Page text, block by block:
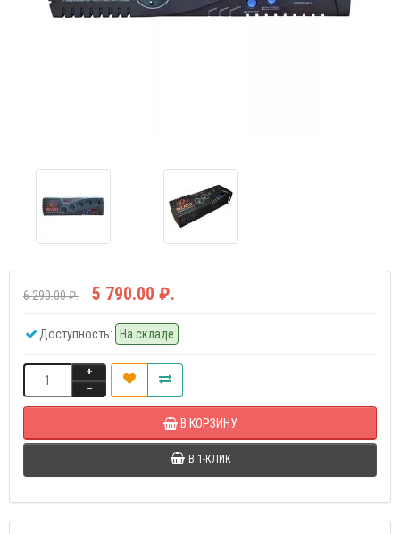
6 290.00 ₽. 5 790.00 ₽.
Доступность: На складе
В КОРЗИНУ
В 1-КЛИК